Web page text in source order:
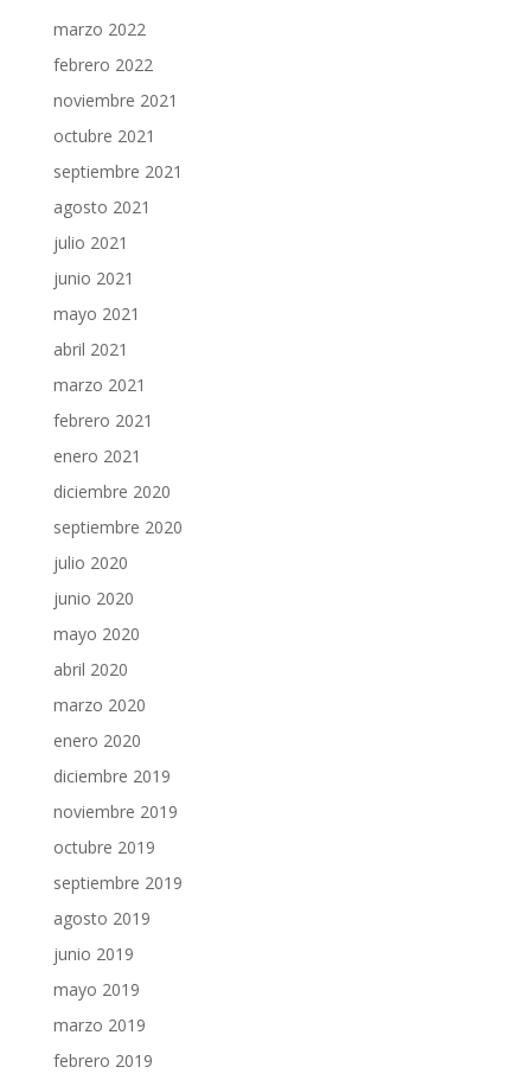
marzo 2022
febrero 2022
noviembre 2021
octubre 2021
septiembre 2021
agosto 2021
julio 2021
junio 2021
mayo 2021
abril 2021
marzo 2021
febrero 2021
enero 2021
diciembre 2020
septiembre 2020
julio 2020
junio 2020
mayo 2020
abril 2020
marzo 2020
enero 2020
diciembre 2019
noviembre 2019
octubre 2019
septiembre 2019
agosto 2019
junio 2019
mayo 2019
marzo 2019
febrero 2019